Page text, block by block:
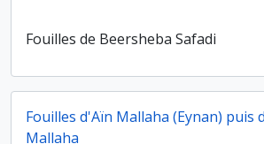
Fouilles de Beersheba Safadi
Fouilles d'Aïn Mallaha (Eynan) puis
Mallaha